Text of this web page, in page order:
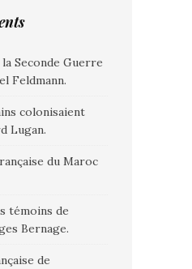
Seconde Guerre
Feldmann.
colonisaient
Lugan.
du Maroc
témoins de
Bernage.
de